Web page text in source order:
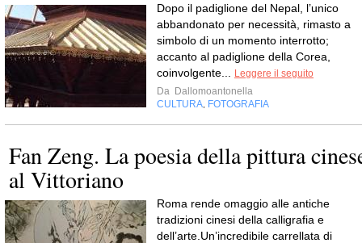
Dopo il padiglione del Nepal, l’unico
abbandonato per necessità, rimasto a
simbolo di un momento interrotto;
accanto al padiglione della Corea,
coinvolgente...
Leggere il seguito
Da Dallomoantonella
CULTURA FOTOGRAFIA
Fan Zeng. La poesia della pittura
al Vittoriano
Roma rende omaggio alle antiche
tradizioni cinesi della calligrafia e
dell’arte.Un’incredibile carrellata di